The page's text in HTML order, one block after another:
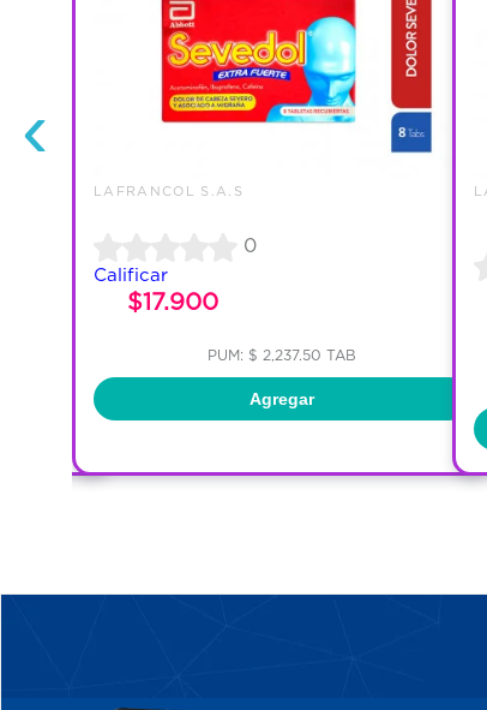
‹
LAFRANCOL S.A.S
0
Calificar
$17.900
PUM: $ 2,237.50 TAB
Agregar